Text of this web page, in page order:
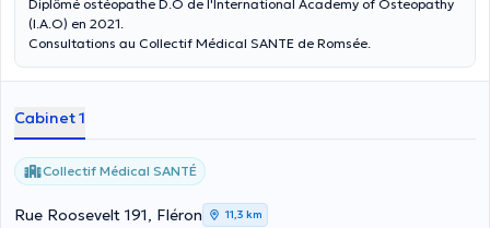
Diplômé ostéopathe D.O de l'International Academy of Osteopathy
(I.A.O) en 2021.
Consultations au Collectif Médical SANTE de Romsée.
Cabinet 1
Collectif Médical SANTÉ
Rue Roosevelt 191, Fléron 11,3 km